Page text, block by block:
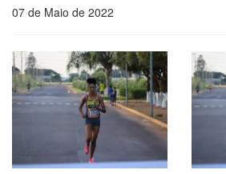
07 de Maio de 2022